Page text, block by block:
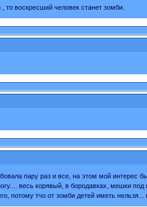
воскресший человек станет зомби.
пару раз и все, на этом мой интерес
весь корявый, в бородавках, мешки
потому тчо от зомби детей иметь